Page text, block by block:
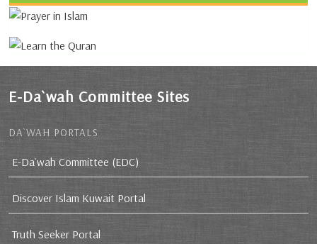
E-Da`wah Committee Sites
DA`WAH PORTALS
E-Da`wah Committee (EDC)
Discover Islam Kuwait Portal
Truth Seeker Portal